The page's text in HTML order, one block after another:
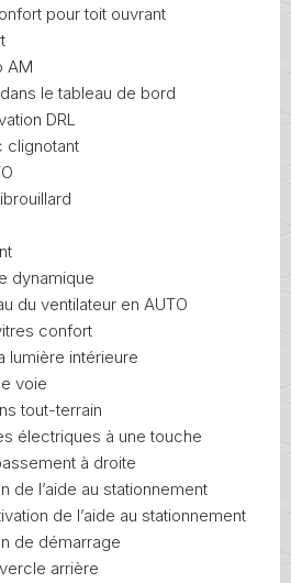
pour toit ouvrant
AM
le tableau de bord
DRL
clignotant
dynamique
du ventilateur en AUTO
confort
lumière intérieure
voie
tout-terrain
électriques à une touche
à droite
de l’aide au stationnement
de l’aide au stationnement
de démarrage
arrière